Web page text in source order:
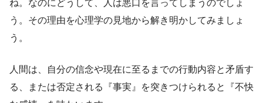
ね。なのにどうして、人は悪口を言ってしまうのでしょ
う。その理由を心理学の見地から解き明かしてみましょ
う。
人間は、自分の信念や現在に至るまでの行動内容と矛盾す
る、または否定される『事実』を突きつけられると『不快